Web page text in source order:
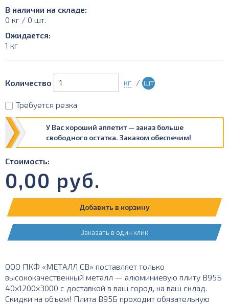
В наличии на складе:
0 кг / 0 шт.
Ожидается:
1 кг
Количество кг / шт
Требуется резка
У Вас хороший аппетит — заказ больше
свободного остатка. Заказом обеспечим!
Стоимость:
0,00 руб.
Добавить в корзину
Заказать в один клик
ООО ПКФ «МЕТАЛЛ СВ» поставляет только
высококачественный металл — алюминиевую плиту В95Б
40х1200х3000 с доставкой в ваш город, на ваш склад.
Скидки на объем! Плита В95Б проходит обязательную